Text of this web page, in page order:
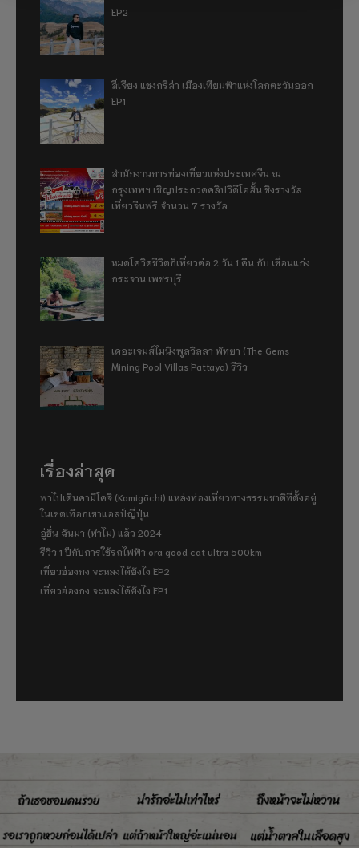
EP2
ลี่เจียง แชงกรีล่า เมืองเทียมฟ้าแห่งโลกตะวันออก
EP1
สำนักงานการท่องเที่ยวแห่งประเทศจีน ณ
กรุงเทพฯ เชิญประกวดคลิปวิดีโอสั้น ชิงรางวัล
เที่ยวจีนฟรี จำนวน 7 รางวัล
หมดโควิดชีวิตก็เที่ยวต่อ 2 วัน 1 คืน กับ เขื่อนแก่ง
กระจาน เพชรบุรี
เดอะเจมส์ไมนิงพูลวิลลา พัทยา (The Gems
Mining Pool Villas Pattaya) รีวิว
เรื่องล่าสุด
พาไปเดินคามิโคจิ (Kamigōchi) แหล่งท่องเที่ยวทางธรรมชาติที่ตั้งอยู่
ในเขตเทือกเขาแอลป์ญี่ปุ่น
อู่ฮั่น ฉันมา (ทำไม) แล้ว 2024
รีวิว 1 ปีกับการใช้รถไฟฟ้า ora good cat ultra 500km
เที่ยวฮ่องกง จะหลงได้ยังไง EP2
เที่ยวฮ่องกง จะหลงได้ยังไง EP1